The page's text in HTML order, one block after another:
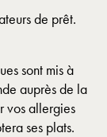
de prêt.
sont mis à
auprès de la
vos allergies
ses plats.